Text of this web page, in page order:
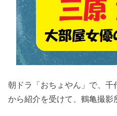
朝ドラ「おちょやん」で、
から紹介を受けて、鶴亀撮影